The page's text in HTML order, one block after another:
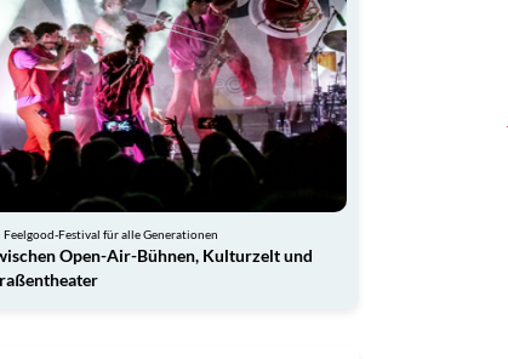
Feelgood-Festival für alle Generationen
Open-Air-Bühnen, Kulturzelt und